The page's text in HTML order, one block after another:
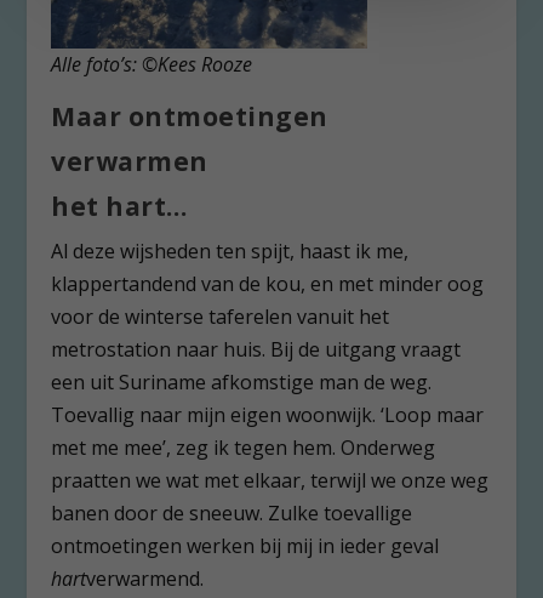
Alle foto’s: ©Kees Rooze
Maar ontmoetingen
verwarmen
het hart…
Al deze wijsheden ten spijt, haast ik me,
klappertandend van de kou, en met minder oog
voor de winterse taferelen vanuit het
metrostation naar huis. Bij de uitgang vraagt
een uit Suriname afkomstige man de weg.
Toevallig naar mijn eigen woonwijk. ‘Loop maar
met me mee’, zeg ik tegen hem. Onderweg
praatten we wat met elkaar, terwijl we onze weg
banen door de sneeuw. Zulke toevallige
ontmoetingen werken bij mij in ieder geval
hartverwarmend.